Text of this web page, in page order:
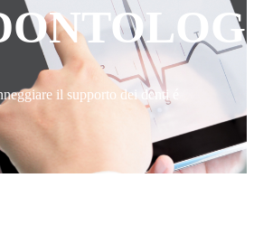
il supporto dei denti é